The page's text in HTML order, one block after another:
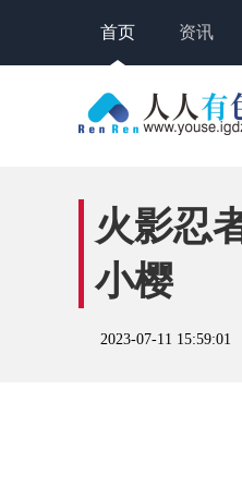
首页 资讯
火影忍
小樱
2023-07-11 15:59:01